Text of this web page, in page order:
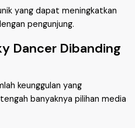
yang dapat meningkatkan
pengunjung.
Dancer Dibanding
keunggulan yang
banyaknya pilihan media